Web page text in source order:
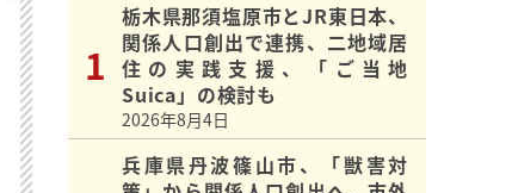
栃木県那須塩原市とJR東日本、
関係人口創出で連携、二地域居
住の実践支援、「ご当地
Suica」の検討も
2026年8月4日
兵庫県丹波篠山市、「獣害対